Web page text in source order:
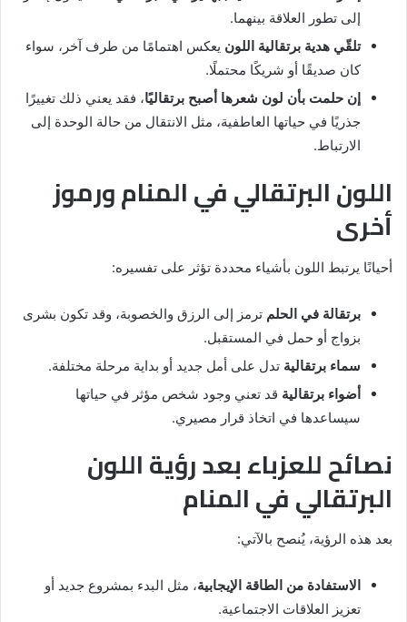
إلى تطور العلاقة بينهما.
تلقّي هدية برتقالية اللون يعكس اهتمامًا من طرف آخر، سواء
كان صديقًا أو شريكًا محتملًا.
إن حلمت بأن لون شعرها أصبح برتقاليًا، فقد يعني ذلك تغييرًا
جذريًا في حياتها العاطفية، مثل الانتقال من حالة الوحدة إلى
الارتباط.
اللون البرتقالي في المنام ورموز
أخرى
أحيانًا يرتبط اللون بأشياء محددة تؤثر على تفسيره:
برتقالة في الحلم ترمز إلى الرزق والخصوبة، وقد تكون بشرى
بزواج أو حمل في المستقبل.
سماء برتقالية تدل على أمل جديد أو بداية مرحلة مختلفة.
أضواء برتقالية قد تعني وجود شخص مؤثر في حياتها
سيساعدها في اتخاذ قرار مصيري.
نصائح للعزباء بعد رؤية اللون
البرتقالي في المنام
بعد هذه الرؤية، يُنصح بالآتي:
الاستفادة من الطاقة الإيجابية، مثل البدء بمشروع جديد أو
تعزيز العلاقات الاجتماعية.